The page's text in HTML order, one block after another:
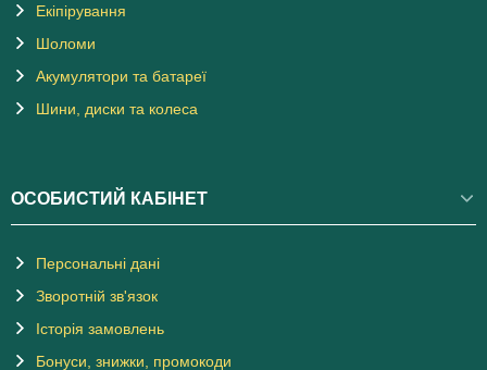
Екіпірування
Шоломи
Акумулятори та батареї
Шини, диски та колеса
ОСОБИСТИЙ КАБІНЕТ
Персональні дані
Зворотній зв'язок
Історія замовлень
Бонуси, знижки, промокоди